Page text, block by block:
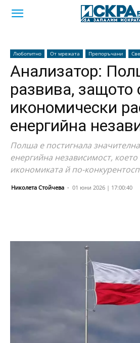
Любопитно От мрежата Препоръчани
Анализатор:
развива, защото
икономически
енергийна
Полша е постигнала
енергийна независимост,
икономиката й по-
Николета Стойчева - 01 юни 2026 | 17:00:40